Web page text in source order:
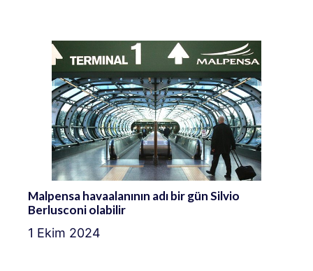
Malpensa havaalanının adı bir gün Silvio
Berlusconi olabilir
1 Ekim 2024